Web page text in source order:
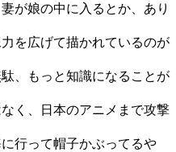
が娘の中に入るとか、あり
を広げて描かれているのが
、もっと知識になることが
く、日本のアニメまで攻撃
行って帽子かぶってるや